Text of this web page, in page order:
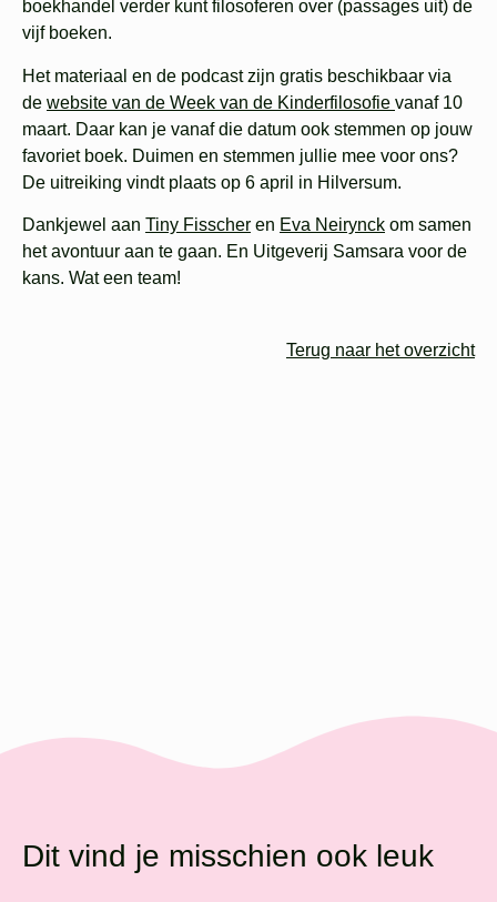
boekhandel verder kunt filosoferen over (passages uit) de
vijf boeken.
Het materiaal en de podcast zijn gratis beschikbaar via
de website van de Week van de Kinderfilosofie vanaf 10
maart. Daar kan je vanaf die datum ook stemmen op jouw
favoriet boek. Duimen en stemmen jullie mee voor ons?
De uitreiking vindt plaats op 6 april in Hilversum.
Dankjewel aan Tiny Fisscher en Eva Neirynck om samen
het avontuur aan te gaan. En Uitgeverij Samsara voor de
kans. Wat een team!
Terug naar het overzicht
Dit vind je misschien ook leuk